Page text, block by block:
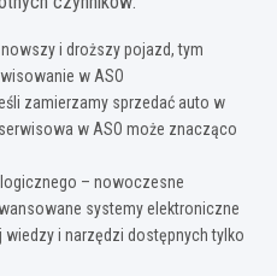
i droższy pojazd, tym
w ASO
zamierzamy sprzedać auto w
w ASO może znacząco
– nowoczesne
systemy elektroniczne
i narzędzi dostępnych tylko